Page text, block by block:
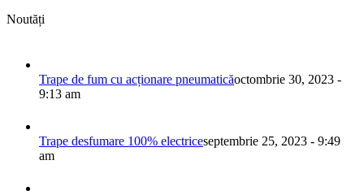
Noutăți
Trape de fum cu acționare pneumaticăoctombrie 30, 2023 -
9:13 am
Trape desfumare 100% electriceseptembrie 25, 2023 - 9:49
am